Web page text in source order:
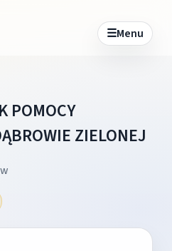
☰Menu
POMOCY
ZIELONEJ